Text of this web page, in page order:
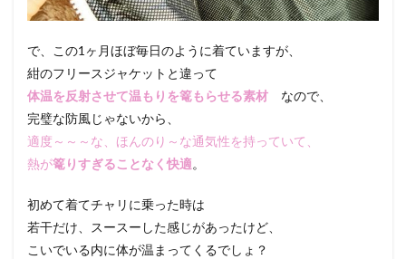
で、この1ヶ月ほぼ毎日のように着ていますが、
紺のフリースジャケットと違って
体温を反射させて温もりを篭もらせる素材 なので、
完璧な防風じゃないから、
適度～～～な、ほんのり～な通気性を持っていて、
熱が篭りすぎることなく快適。
初めて着てチャリに乗った時は
若干だけ、スースーした感じがあったけど、
こいでいる内に体が温まってくるでしょ？